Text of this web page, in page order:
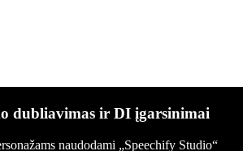
dubliavimas ir DI įgarsinimai
naudodami „Speechify Studio“